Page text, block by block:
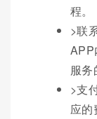
程。
>联
APP
服务
>支
应的